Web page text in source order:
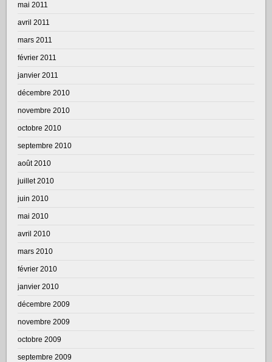
mai 2011
avril 2011
mars 2011
février 2011
janvier 2011
décembre 2010
novembre 2010
octobre 2010
septembre 2010
août 2010
juillet 2010
juin 2010
mai 2010
avril 2010
mars 2010
février 2010
janvier 2010
décembre 2009
novembre 2009
octobre 2009
septembre 2009